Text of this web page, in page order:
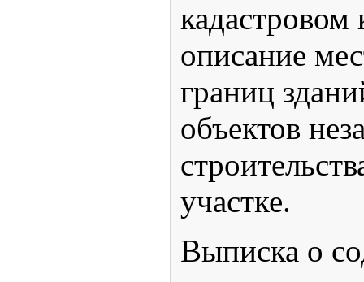
кадастровом
описание
границ
объектов
участке.
Выписка о